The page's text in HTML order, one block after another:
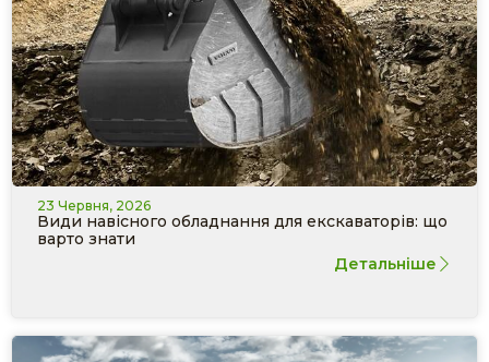
23 Червня, 2026
Види навісного обладнання для екскаваторів: що
варто знати
Детальніше